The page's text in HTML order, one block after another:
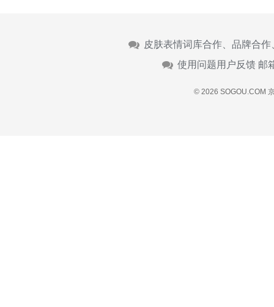
皮肤表情词库合作、品牌合
使用问题用户反馈 邮
© 2026 SOGOU.COM